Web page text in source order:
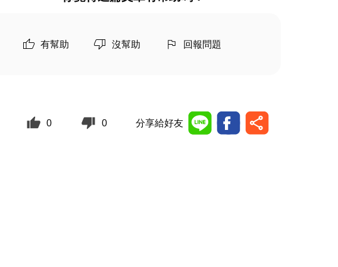
有幫助 沒幫助 回報問題
0 0 分享給好友